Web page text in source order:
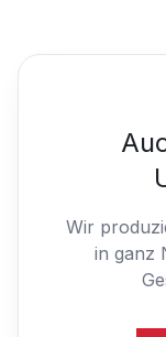
Wir
in ganz